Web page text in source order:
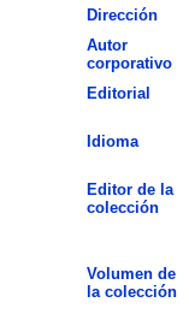
Dirección
Autor
corporativo
Editorial
Idioma
Editor de la
colección
Volumen de
la colección